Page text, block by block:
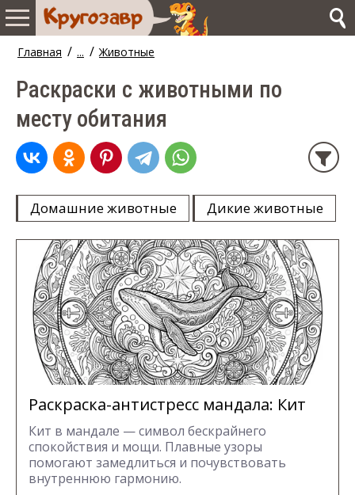
Главная / ... / Животные
Раскраски с животными по
месту обитания
Домашние животные Дикие животные
Раскраска-антистресс мандала: Кит
Кит в мандале — символ бескрайнего
спокойствия и мощи. Плавные узоры
помогают замедлиться и почувствовать
внутреннюю гармонию.